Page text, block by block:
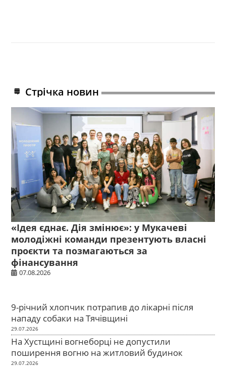
Стрічка новин
«Ідея єднає. Дія змінює»: у Мукачеві
молодіжні команди презентують власні
проєкти та позмагаються за
фінансування
07.08.2026
9-річний хлопчик потрапив до лікарні після
нападу собаки на Тячівщині
29.07.2026
На Хустщині вогнеборці не допустили
поширення вогню на житловий будинок
29.07.2026